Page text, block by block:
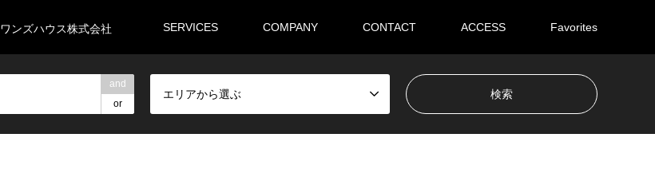
ワンズハウス株式会社 SERVICES COMPANY CONTACT ACCESS Favorites
and
or
エリアから選ぶ